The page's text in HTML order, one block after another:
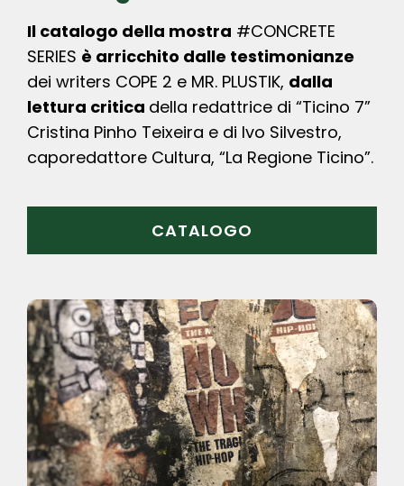
Il catalogo della mostra #CONCRETE
SERIES è arricchito dalle testimonianze
dei writers COPE 2 e MR. PLUSTIK, dalla
lettura critica della redattrice di “Ticino 7”
Cristina Pinho Teixeira e di Ivo Silvestro,
caporedattore Cultura, “La Regione Ticino”.
CATALOGO